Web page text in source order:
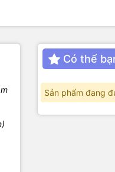
Có thể
Sản phẩm đang